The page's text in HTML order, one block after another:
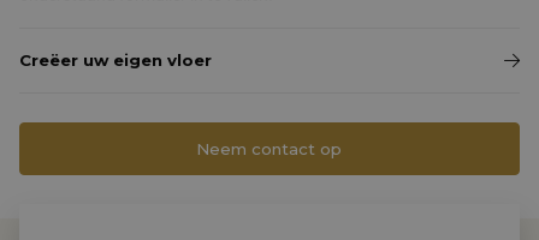
Creëer uw eigen vloer
Neem contact op